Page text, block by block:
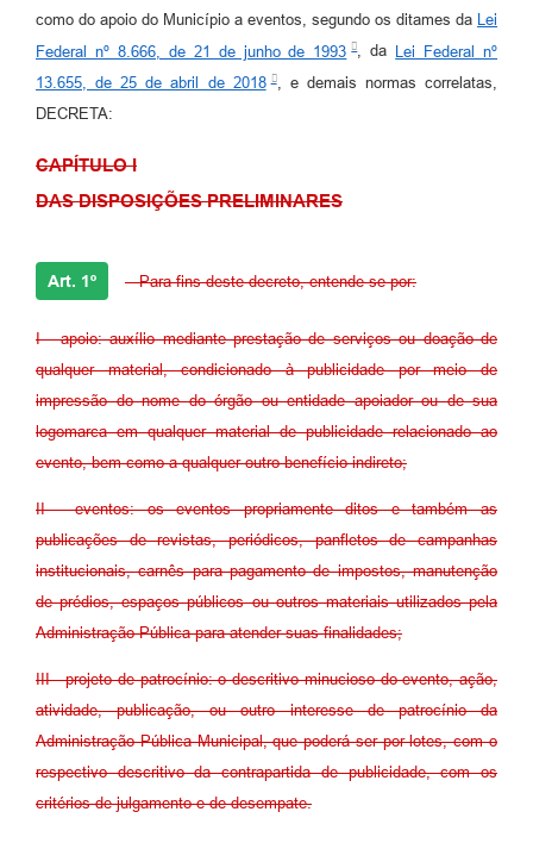
como do apoio do Município a eventos, segundo os ditames da Lei
Federal nº 8.666, de 21 de junho de 1993
, da Lei Federal nº
13.655, de 25 de abril de 2018 , e demais normas correlatas,
DECRETA:
CAPÍTULO I
DAS DISPOSIÇÕES PRELIMINARES
Art. 1º - Para fins deste decreto, entende-se por:
I - apoio: auxílio mediante prestação de serviços ou doação de
qualquer material, condicionado à publicidade por meio de
impressão do nome do órgão ou entidade apoiador ou de sua
logomarca em qualquer material de publicidade relacionado ao
evento, bem como a qualquer outro benefício indireto;
II - eventos: os eventos propriamente ditos e também as
publicações de revistas, periódicos, panfletos de campanhas
institucionais, carnês para pagamento de impostos, manutenção
de prédios, espaços públicos ou outros materiais utilizados pela
Administração Pública para atender suas finalidades;
III - projeto de patrocínio: o descritivo minucioso do evento, ação,
atividade, publicação, ou outro interesse de patrocínio da
Administração Pública Municipal, que poderá ser por lotes, com o
respectivo descritivo da contrapartida de publicidade, com os
critérios de julgamento e de desempate.